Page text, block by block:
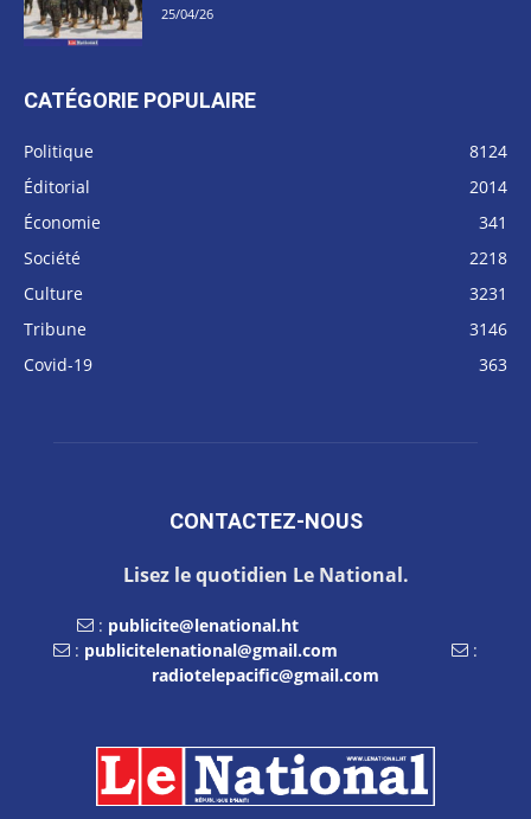
25/04/26
CATÉGORIE POPULAIRE
Politique
8124
Éditorial
2014
Économie
341
Société
2218
Culture
3231
Tribune
3146
Covid-19
363
CONTACTEZ-NOUS
Lisez le quotidien Le National.
: publicite@lenational.ht
: publicitelenational@gmail.com
:
radiotelepacific@gmail.com